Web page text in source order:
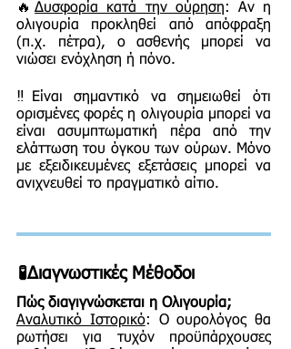
🔥Δυσφορία κατά την ούρηση: Αν η
ολιγουρία προκληθεί από απόφραξη
(π.χ. πέτρα), ο ασθενής μπορεί να
νιώσει ενόχληση ή πόνο.
‼️Είναι σημαντικό να σημειωθεί ότι
ορισμένες φορές η ολιγουρία μπορεί να
είναι ασυμπτωματική πέρα από την
ελάττωση του όγκου των ούρων. Μόνο
με εξειδικευμένες εξετάσεις μπορεί να
ανιχνευθεί το πραγματικό αίτιο.
🧪Διαγνωστικές Μέθοδοι
Πώς διαγιγνώσκεται η Ολιγουρία;
Αναλυτικό Ιστορικό: Ο ουρολόγος θα
ρωτήσει για τυχόν προϋπάρχουσες